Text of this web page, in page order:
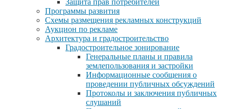
Программы развития
Схемы размещения рекламных конструкций
Аукцион по рекламе
Архитектура и градостроительство
Градостроительное зонирование
Генеральные планы и правила
землепользования и застройки
Информационные сообщения о
проведении публичных обсуждений
Протоколы и заключения публичных
слушаний